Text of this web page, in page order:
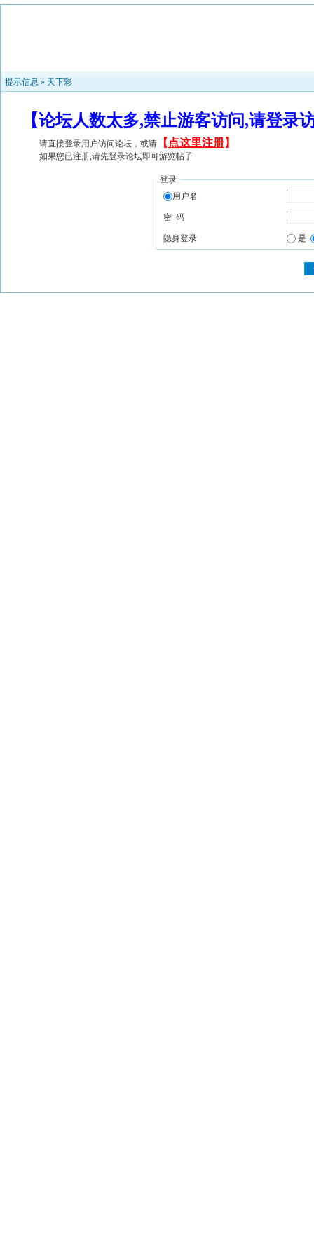
提示信息 » 天下彩
【论坛人数太多,禁止游客访问,请登
请直接登录用户访问论坛，或请 【 点这里注册】
如果您已注册,请先登录论坛即可游览帖子
登录
用户名
密 码
隐身登录 是